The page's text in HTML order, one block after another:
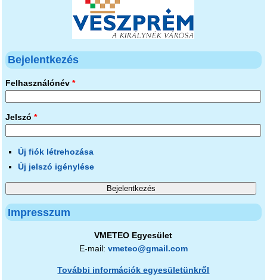
Bejelentkezés
Felhasználónév *
Jelszó *
Új fiók létrehozása
Új jelszó igénylése
Impresszum
VMETEO Egyesület
E-mail: vmeteo@gmail.com
További információk egyesületünkről